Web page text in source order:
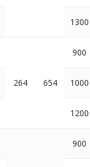
1300
264 654
900
1000
1200
900